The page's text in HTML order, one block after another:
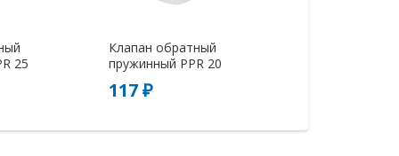
25
Клапан обратный
пружинный PPR 20
117 ₽